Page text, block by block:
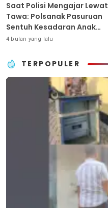
Saat Polisi Mengajar Lewat
Tawa: Polsanak Pasuruan
Sentuh Kesadaran Anak
Sejak Dini
4 bulan yang lalu
TERPOPULER